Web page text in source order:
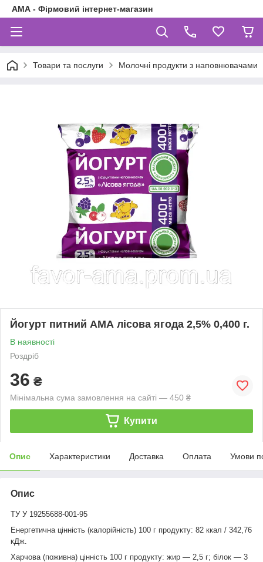
АМА - Фірмовий інтернет-магазин
Товари та послуги Молочні продукти з наповнювачами
Йогурт питний АМА лісова ягода 2,5% 0,400 г.
В наявності
Роздріб
36 ₴
Мінімальна сума замовлення на сайті — 450 ₴
Купити
Опис Характеристики Доставка Оплата Умови
Опис
ТУ У 19255688-001-95
Енергетична цінність (калорійність) 100 г продукту: 82 ккал / 342,76
кДж.
Харчова (поживна) цінність 100 г продукту: жир — 2,5 г; білок — 3